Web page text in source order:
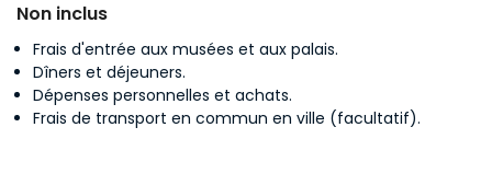
Non inclus
Frais d'entrée aux musées et aux palais.
Dîners et déjeuners.
Dépenses personnelles et achats.
Frais de transport en commun en ville (facultatif).